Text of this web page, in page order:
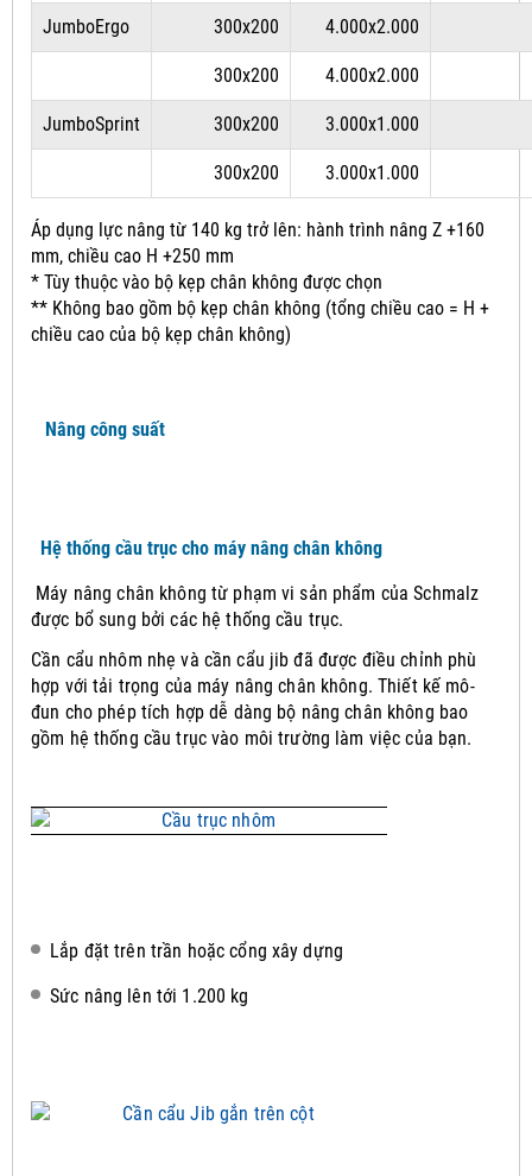
JumboErgo 300x200 4.000x2.000
300x200 4.000x2.000
JumboSprint 300x200 3.000x1.000
300x200 3.000x1.000
Áp dụng lực nâng từ 140 kg trở lên: hành trình nâng Z +160
mm, chiều cao H +250 mm
* Tùy thuộc vào bộ kẹp chân không được chọn
** Không bao gồm bộ kẹp chân không (tổng chiều cao = H +
chiều cao của bộ kẹp chân không)
Nâng công suất
Hệ thống cầu trục cho máy nâng chân không
Máy nâng chân không từ phạm vi sản phẩm của Schmalz
được bổ sung bởi các hệ thống cầu trục.
Cần cẩu nhôm nhẹ và cần cẩu jib đã được điều chỉnh phù
hợp với tải trọng của máy nâng chân không.Thiết kế mô-
đun cho phép tích hợp dễ dàng bộ nâng chân không bao
gồm hệ thống cầu trục vào môi trường làm việc của bạn.
Lắp đặt trên trần hoặc cổng xây dựng
Sức nâng lên tới 1.200 kg